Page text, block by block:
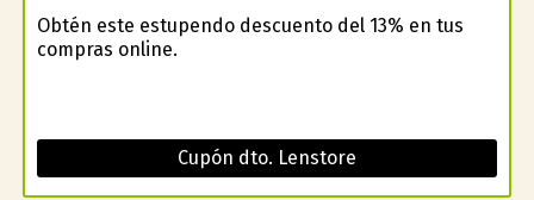
Obtén este estupendo descuento del 13% en tus
compras online.
Cupón dto. Lenstore